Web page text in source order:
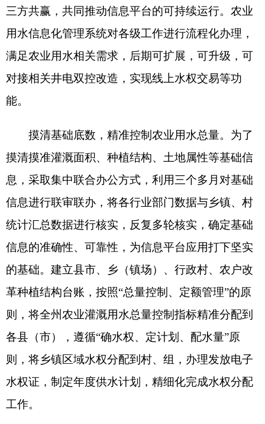
统计汇总数据进行核实，反复多轮核实，确定基础
信息的准确性、可靠性，为信息平台应用打下坚实
的基础。建立县市、乡（镇场）、行政村、农户改
则，将全州农业灌溉用水总量控制指标精准分配到
各县（市），遵循“确水权、定计划、配水量”原
水权证，制定年度供水计划，精细化完成水权分配
工作。
健全水费、水价公开，提升群众管水用水意
识。实行水费、水价双公开，为用水户提供APP或
查询设备，满足用户信息查询及精确管理的需要。
用水合作组织每轮次灌溉结束后，对各用水户用水
量、水费进行统计，张榜公示无异议后，通过信息
白白缴费。平台应用后，将实行水费统一回收，统
一供水价格，并实行水费、水价双公开，供需见
面，减少水费计收过程的中间环节，中间加价、搭
车收费以及截留、挪用水费现象得到有效遏制，杜
绝群众身边微腐败，减轻农户负担。农户通过“水
式让数据多跑路群众少跑腿，同时获得了灌溉全过